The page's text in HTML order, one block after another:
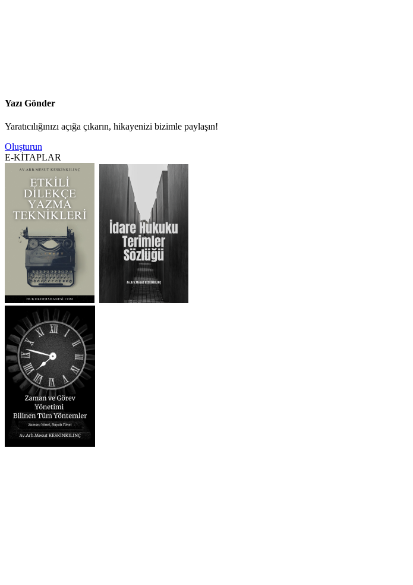
Yazı Gönder
Yaratıcılığınızı açığa çıkarın, hikayenizi bizimle paylaşın!
Oluşturun
E-KİTAPLAR